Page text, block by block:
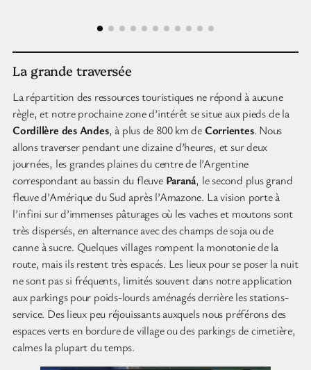
La grande traversée
La répartition des ressources touristiques ne répond à aucune
règle, et notre prochaine zone d’intérêt se situe aux pieds de la
Cordillère des Andes, à plus de 800 km deCorrientes. Nous
allons traverser pendant une dizaine d’heures, et sur deux
journées, les grandes plaines du centre de l’Argentine
correspondant au bassin du fleuve Paraná, le second plus grand
fleuve d’Amérique du Sud après l’Amazone. La vision porte à
l’infini sur d’immenses pâturages où les vaches et moutons sont
très dispersés, en alternance avec des champs de soja ou de
canne à sucre. Quelques villages rompent la monotonie de la
route, mais ils restent très espacés. Les lieux pour se poser la nuit
ne sont pas si fréquents, limités souvent dans notre application
aux parkings pour poids-lourds aménagés derrière les stations-
service. Des lieux peu réjouissants auxquels nous préférons des
espaces verts en bordure de village ou des parkings de cimetière,
calmes la plupart du temps.